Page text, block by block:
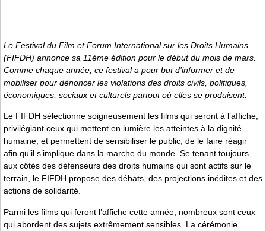
Le Festival du Film et Forum International sur les Droits Humains
(FIFDH) annonce sa 11ème édition pour le début du mois de mars.
Comme chaque année, ce festival a pour but d’informer et de
mobiliser pour dénoncer les violations des droits civils, politiques,
économiques, sociaux et culturels partout où elles se produisent.
Le FIFDH sélectionne soigneusement les films qui seront à l’affiche,
privilégiant ceux qui mettent en lumière les atteintes à la dignité
humaine, et permettent de sensibiliser le public, de le faire réagir
afin qu’il s’implique dans la marche du monde. Se tenant toujours
aux côtés des défenseurs des droits humains qui sont actifs sur le
terrain, le FIFDH propose des débats, des projections inédites et des
actions de solidarité.
Parmi les films qui feront l’affiche cette année, nombreux sont ceux
qui abordent des sujets extrêmement sensibles. La cérémonie